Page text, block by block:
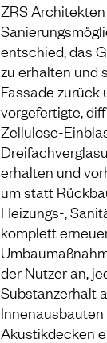
ZRS
entschied, das
zu erhalten und
Fassade zurück
vorgefertigte,
Zellulose-
erhalten und
um statt
Heizungs-,
komplett
der Nutzer an,
Substanzerhalt
Akustikdecken